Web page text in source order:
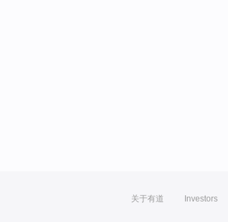
关于有道 Investors